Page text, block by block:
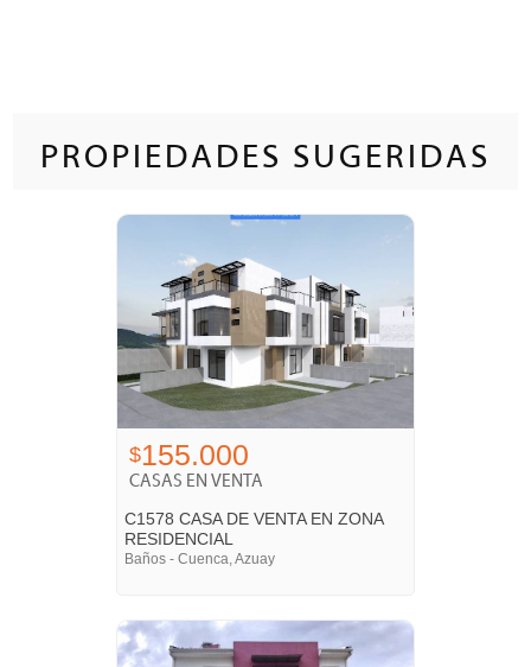
PROPIEDADES SUGERIDAS
$155.000
CASAS EN VENTA
C1578 CASA DE VENTA EN ZONA
RESIDENCIAL
Baños - Cuenca, Azuay